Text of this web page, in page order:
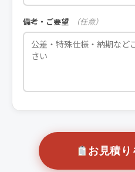
備考・ご要望 （任意）
お見積り